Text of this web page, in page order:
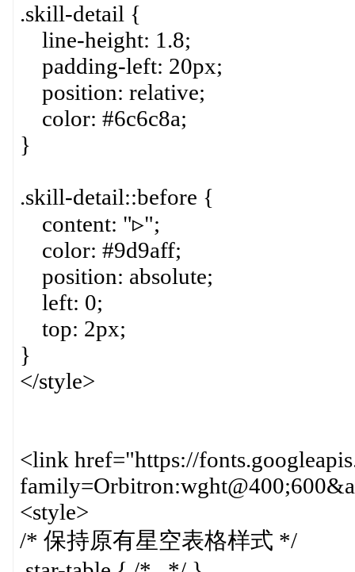
.skill-detail {
line-height: 1.8;
padding-left: 20px;
position: relative;
color: #6c6c8a;
}
.skill-detail::before {
content: "▹";
color: #9d9aff;
position: absolute;
left: 0;
top: 2px;
}
</style>
<link href="https://
<style>
/* 保持原有星空表格样式 */